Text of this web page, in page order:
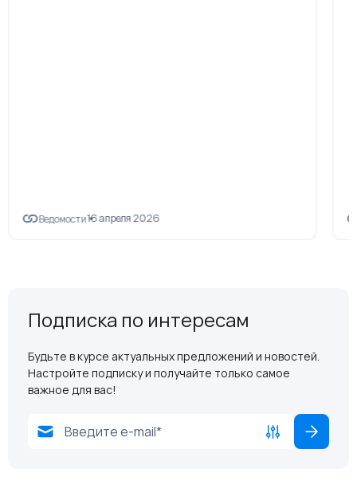
Ведомости16 апреля 2026
Подписка по интересам
Будьте в курсе актуальных предложений и новостей.
Настройте подписку и получайте только самое
важное для вас!